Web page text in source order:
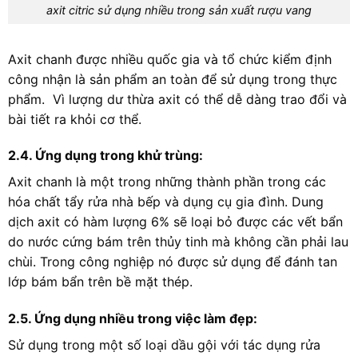
axit citric sử dụng nhiều trong sản xuất rượu vang
Axit chanh được nhiều quốc gia và tổ chức kiểm định
công nhận là sản phẩm an toàn để sử dụng trong thực
phẩm. Vì lượng dư thừa axit có thể dễ dàng trao đổi và
bài tiết ra khỏi cơ thể.
2.4. Ứng dụng trong khử trùng:
Axit chanh là một trong những thành phần trong các
hóa chất tẩy rửa nhà bếp và dụng cụ gia đình. Dung
dịch axit có hàm lượng 6% sẽ loại bỏ được các vết bẩn
do nước cứng bám trên thủy tinh mà không cần phải lau
chùi. Trong công nghiệp nó được sử dụng để đánh tan
lớp bám bẩn trên bề mặt thép.
2.5. Ứng dụng nhiều trong việc làm đẹp:
Sử dụng trong một số loại dầu gội với tác dụng rửa